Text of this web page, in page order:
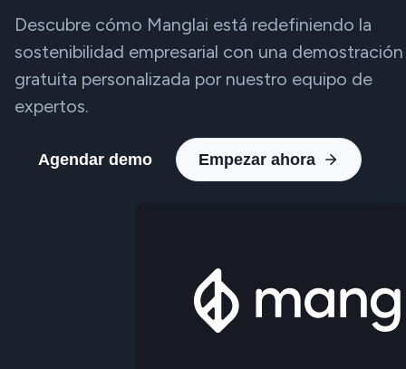
Descubre cómo Manglai está redefiniendo la
sostenibilidad empresarial con una demostración
gratuita personalizada por nuestro equipo de
expertos.
Agendar demo Empezar ahora